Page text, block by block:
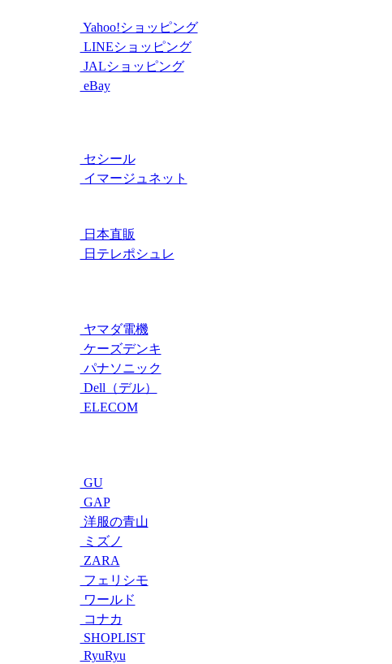
Yahoo!ショッピング
LINEショッピング
JALショッピング
eBay
セシール
イマージュネット
日本直販
日テレポシュレ
ヤマダ電機
ケーズデンキ
パナソニック
Dell（デル）
ELECOM
GU
GAP
洋服の青山
ミズノ
ZARA
フェリシモ
ワールド
コナカ
SHOPLIST
RyuRyu